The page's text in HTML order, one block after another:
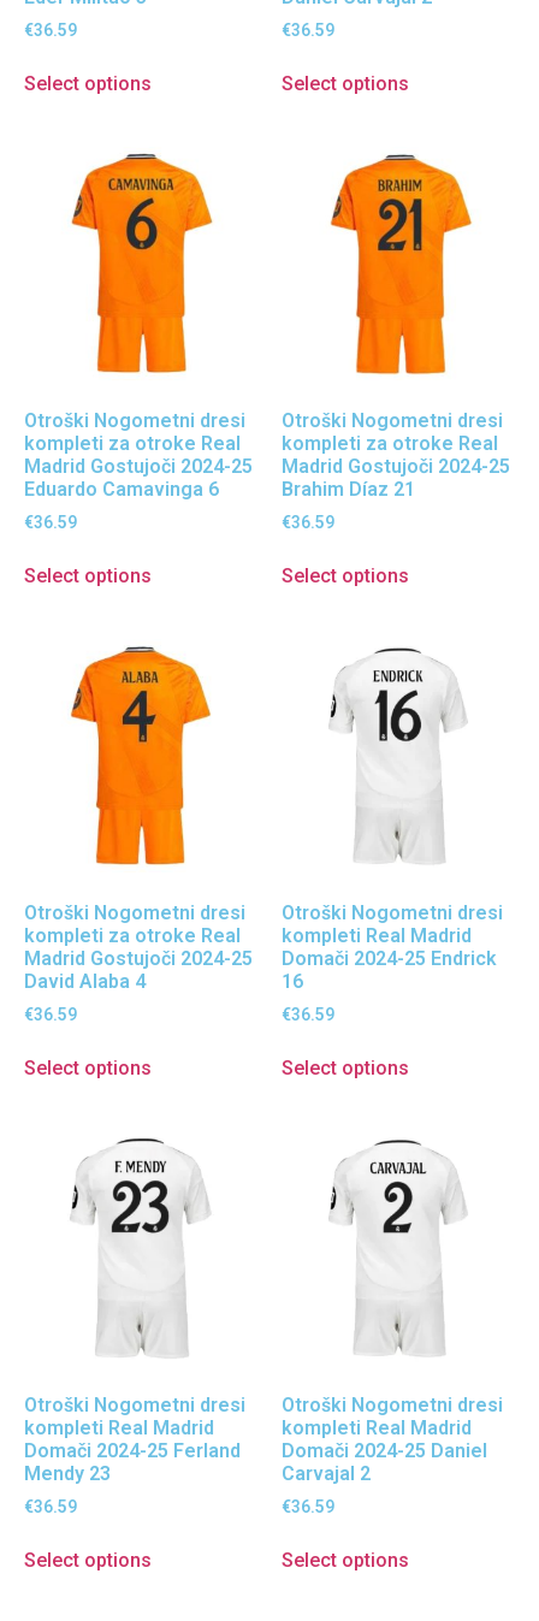
€36.59
Select options
€36.59
Select options
Otroški Nogometni dresi
kompleti za otroke Real
Madrid Gostujoči 2024-25
Eduardo Camavinga 6
€36.59
Select options
Otroški Nogometni dresi
kompleti za otroke Real
Madrid Gostujoči 2024-25
Brahim Díaz 21
€36.59
Select options
Otroški Nogometni dresi
kompleti za otroke Real
Madrid Gostujoči 2024-25
David Alaba 4
€36.59
Select options
Otroški Nogometni dresi
kompleti Real Madrid
Domači 2024-25 Endrick
16
€36.59
Select options
Otroški Nogometni dresi
kompleti Real Madrid
Domači 2024-25 Ferland
Mendy 23
€36.59
Select options
Otroški Nogometni dresi
kompleti Real Madrid
Domači 2024-25 Daniel
Carvajal 2
€36.59
Select options